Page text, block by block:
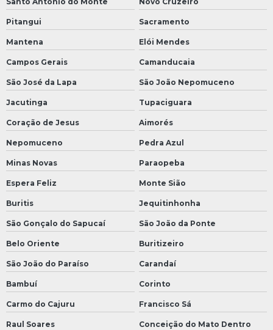
Pitangui Sacramento
Mantena Elói Mendes
Campos Gerais Camanducaia
São José da Lapa São João Nepomuceno
Jacutinga Tupaciguara
Coração de Jesus Aimorés
Nepomuceno Pedra Azul
Minas Novas Paraopeba
Espera Feliz Monte Sião
Buritis Jequitinhonha
São Gonçalo do Sapucaí São João da Ponte
Belo Oriente Buritizeiro
São João do Paraíso Carandaí
Bambuí Corinto
Carmo do Cajuru Francisco Sá
Raul Soares Conceição do Mato Dentro